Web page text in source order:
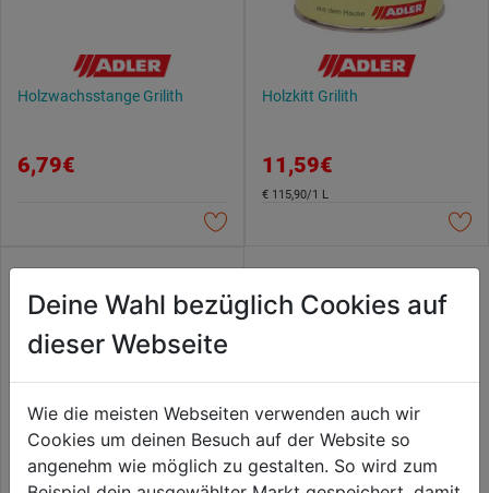
Holzwachsstange Grilith
6,79€
Holzkitt Grilith
11,59€
€ 115,90/1 L
Deine Wahl bezüglich Cookies auf
dieser Webseite
Wie die meisten Webseiten verwenden auch wir
Cookies um deinen Besuch auf der Website so
angenehm wie möglich zu gestalten. So wird zum